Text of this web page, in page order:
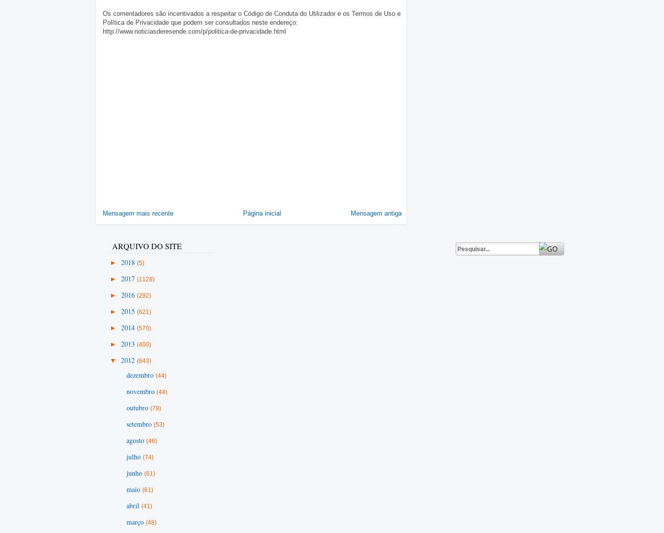
Os comentadores são incentivados a respeitar o Código de Conduta do Utilizador e os Termos de Uso e
Política de Privacidade que podem ser consultados neste endereço:
http://www.noticiasderesende.com/p/politica-de-privacidade.html
Mensagem mais recente Mensagem antiga
Página inicial
ARQUIVO DO SITE
► 2018 (5)
► 2017 (1128)
► 2016 (292)
► 2015 (621)
► 2014 (570)
► 2013 (400)
▼ 2012 (643)
dezembro (44)
novembro (44)
outubro (79)
setembro (53)
agosto (46)
julho (74)
junho (61)
maio (61)
abril (41)
março (48)